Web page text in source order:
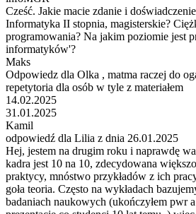
Cześć. Jakie macie zdanie i
Informatyka II stopnia, magisterskie?
programowania? Na jakim poziomie jest
informatyków'?
Maks
Odpowiedz dla Olka , matma raczej do
repetytoria dla osób w tyle z materiałem
14.02.2025
31.01.2025
Kamil
odpowiedź dla Lilia z dnia 26.01.2025
Hej, jestem na drugim roku i naprawdę
kadra jest 10 na 10, zdecydowana
praktycy, mnóstwo przykładów z ich
goła teoria. Często na wykładach
badaniach naukowych (ukończyłem pwr